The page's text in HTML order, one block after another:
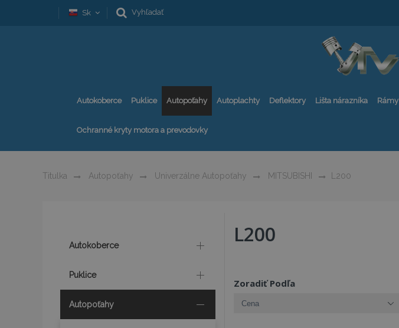
Sk Vyhľadať
Autokoberce Puklice Autopoťahy Autoplachty Deflektory Lišta nárazníka Rámy
Ochranné kryty motora a prevodovky
Titulka Autopoťahy Univerzálne Autopoťahy MITSUBISHI L200
L200
Zoradiť Podľa
Autokoberce
Puklice
Autopoťahy